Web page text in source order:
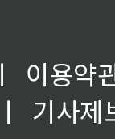
ㅣ
이용약
ㅣ
기사제